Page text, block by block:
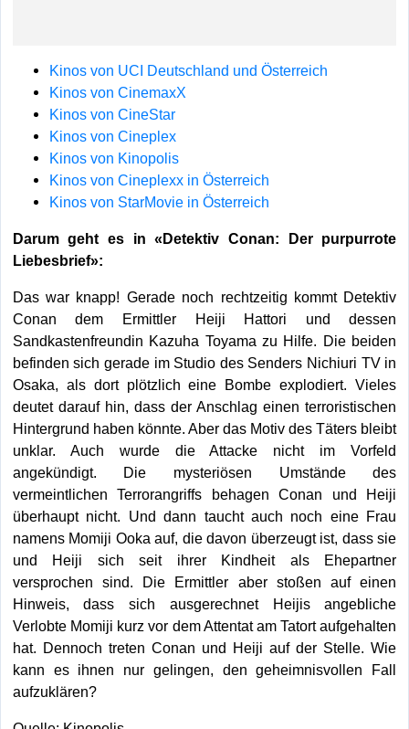
Kinos von UCI Deutschland und Österreich
Kinos von CinemaxX
Kinos von CineStar
Kinos von Cineplex
Kinos von Kinopolis
Kinos von Cineplexx in Österreich
Kinos von StarMovie in Österreich
Darum geht es in «Detektiv Conan: Der purpurrote
Liebesbrief»:
Das war knapp! Gerade noch rechtzeitig kommt Detektiv
Conan dem Ermittler Heiji Hattori und dessen
Sandkastenfreundin Kazuha Toyama zu Hilfe. Die beiden
befinden sich gerade im Studio des Senders Nichiuri TV in
Osaka, als dort plötzlich eine Bombe explodiert. Vieles
deutet darauf hin, dass der Anschlag einen terroristischen
Hintergrund haben könnte. Aber das Motiv des Täters bleibt
unklar. Auch wurde die Attacke nicht im Vorfeld
angekündigt. Die mysteriösen Umstände des
vermeintlichen Terrorangriffs behagen Conan und Heiji
überhaupt nicht. Und dann taucht auch noch eine Frau
namens Momiji Ooka auf, die davon überzeugt ist, dass sie
und Heiji sich seit ihrer Kindheit als Ehepartner
versprochen sind. Die Ermittler aber stoßen auf einen
Hinweis, dass sich ausgerechnet Heijis angebliche
Verlobte Momiji kurz vor dem Attentat am Tatort aufgehalten
hat. Dennoch treten Conan und Heiji auf der Stelle. Wie
kann es ihnen nur gelingen, den geheimnisvollen Fall
aufzuklären?